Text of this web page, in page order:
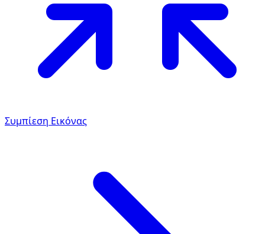
Συμπίεση Εικόνας